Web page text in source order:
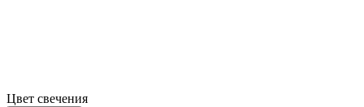
Цвет свечения